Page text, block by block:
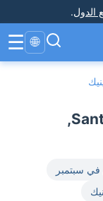
.
🌐
☰
الطقس في Santo Domingo Oeste,
سبتمبر